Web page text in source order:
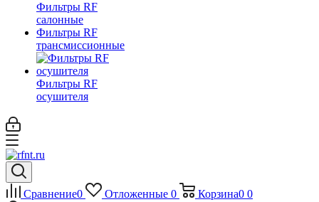
Фильтры RF
салонные
Фильтры RF
трансмиссионные
Фильтры RF
осушителя
Сравнение0 Отложенные 0 Корзина0 0